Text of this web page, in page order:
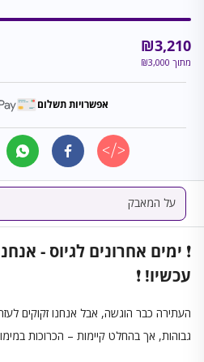
₪3,210
מתוך ₪3,000
אפשרויות תשלום
על המאבק
❗️ ימים אחרונים לגיוס -
עכשיו! ❗️
העתירה כבר הוגשה, אבל אנחנו זקוקים
גבוהות, אך בהחלט קיימות – הכרוכות